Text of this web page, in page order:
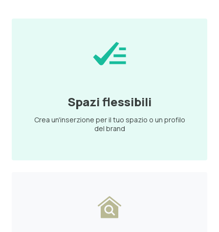
Spazi flessibili
Crea un'inserzione per il tuo spazio o un profilo
del brand